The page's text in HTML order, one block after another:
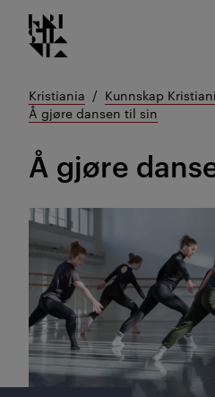
Gå
til
Kristiania logo
Kristiania Kunnskap
Å gjøre dansen til sin
Å gjøre